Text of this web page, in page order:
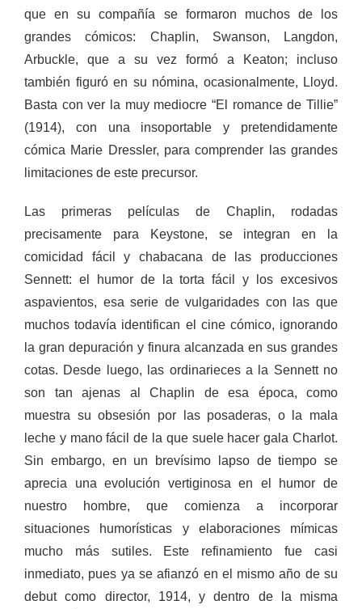
que en su compañía se formaron muchos de los
grandes cómicos: Chaplin, Swanson, Langdon,
Arbuckle, que a su vez formó a Keaton; incluso
también figuró en su nómina, ocasionalmente, Lloyd.
Basta con ver la muy mediocre “El romance de Tillie”
(1914), con una insoportable y pretendidamente
cómica Marie Dressler, para comprender las grandes
limitaciones de este precursor.
Las primeras películas de Chaplin, rodadas
precisamente para Keystone, se integran en la
comicidad fácil y chabacana de las producciones
Sennett: el humor de la torta fácil y los excesivos
aspavientos, esa serie de vulgaridades con las que
muchos todavía identifican el cine cómico, ignorando
la gran depuración y finura alcanzada en sus grandes
cotas. Desde luego, las ordinarieces a la Sennett no
son tan ajenas al Chaplin de esa época, como
muestra su obsesión por las posaderas, o la mala
leche y mano fácil de la que suele hacer gala Charlot.
Sin embargo, en un brevísimo lapso de tiempo se
aprecia una evolución vertiginosa en el humor de
nuestro hombre, que comienza a incorporar
situaciones humorísticas y elaboraciones mímicas
mucho más sutiles. Este refinamiento fue casi
inmediato, pues ya se afianzó en el mismo año de su
debut como director, 1914, y dentro de la misma